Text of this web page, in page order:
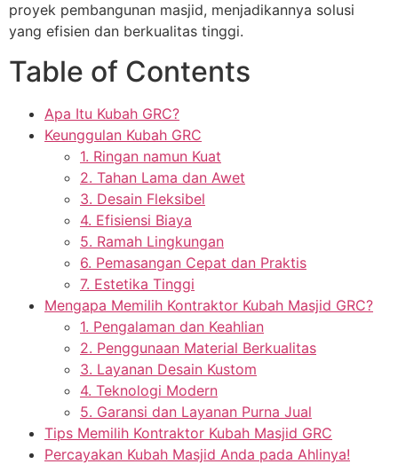
proyek pembangunan masjid, menjadikannya solusi
yang efisien dan berkualitas tinggi.
Table of Contents
Apa Itu Kubah GRC?
Keunggulan Kubah GRC
1. Ringan namun Kuat
2. Tahan Lama dan Awet
3. Desain Fleksibel
4. Efisiensi Biaya
5. Ramah Lingkungan
6. Pemasangan Cepat dan Praktis
7. Estetika Tinggi
Mengapa Memilih Kontraktor Kubah Masjid GRC?
1. Pengalaman dan Keahlian
2. Penggunaan Material Berkualitas
3. Layanan Desain Kustom
4. Teknologi Modern
5. Garansi dan Layanan Purna Jual
Tips Memilih Kontraktor Kubah Masjid GRC
Percayakan Kubah Masjid Anda pada Ahlinya!